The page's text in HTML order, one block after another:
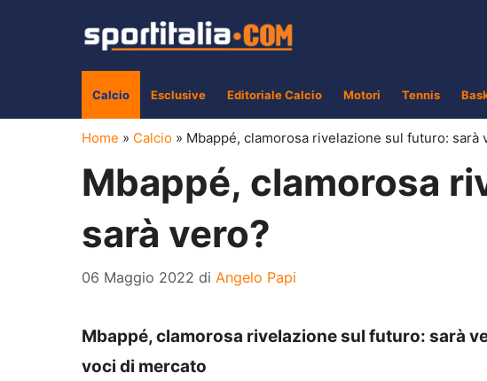
Calcio Esclusive Editoriale Calcio Motori Tennis
Home » Calcio » Mbappé, clamorosa rivelazione sul futuro: sarà
Mbappé, clamorosa
sarà vero?
06 Maggio 2022 di Angelo Papi
Mbappé, clamorosa rivelazione sul futuro: sarà
voci di mercato